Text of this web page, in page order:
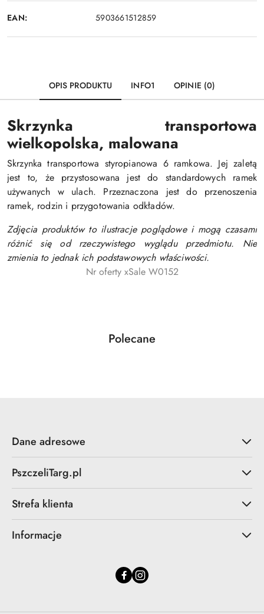
EAN: 5903661512859
OPIS PRODUKTU INFO1 OPINIE (0)
Skrzynka transportowa
wielkopolska, malowana
Skrzynka transportowa styropianowa 6 ramkowa. Jej zaletą
jest to, że przystosowana jest do standardowych ramek
używanych w ulach. Przeznaczona jest do przenoszenia
ramek, rodzin i przygotowania odkładów.
Zdjęcia produktów to ilustracje poglądowe i mogą czasami
różnić się od rzeczywistego wyglądu przedmiotu. Nie
zmienia to jednak ich podstawowych właściwości.
Nr oferty xSale W0152
Pomiń karuzelę produktów
Produkty
Polecane
Dane adresowe
PszczeliTarg.pl
Strefa klienta
Informacje